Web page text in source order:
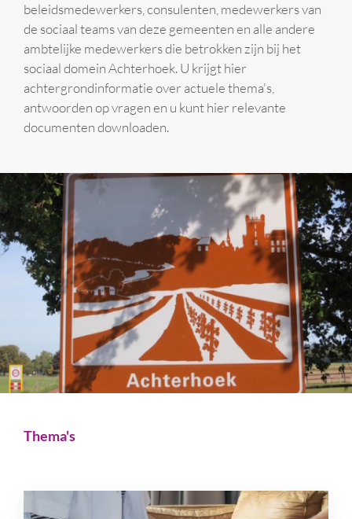
beleidsmedewerkers, consulenten, medewerkers van
de sociaal teams van deze gemeenten en alle andere
ambtelijke medewerkers die betrokken zijn bij het
sociaal domein Achterhoek. U krijgt hier
achtergrondinformatie over actuele thema's,
antwoorden op vragen en u kunt hier relevante
documenten downloaden.
Thema's